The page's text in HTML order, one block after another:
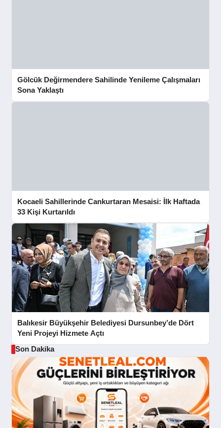
Gölcük Değirmendere Sahilinde Yenileme Çalışmaları
Sona Yaklaştı
Kocaeli Sahillerinde Cankurtaran Mesaisi: İlk Haftada
33 Kişi Kurtarıldı
Balıkesir Büyükşehir Belediyesi Dursunbey’de Dört
Yeni Projeyi Hizmete Açtı
Son Dakika